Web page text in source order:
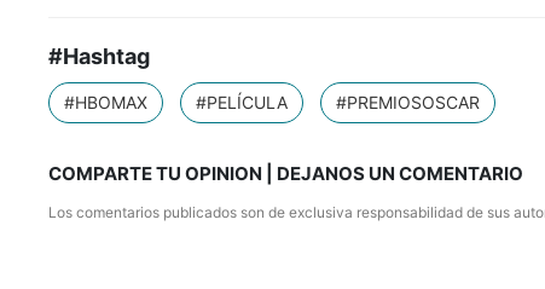
#Hashtag
#HBOMAX #PELÍCULA #PREMIOSOSCAR
COMPARTE TU OPINION | DEJANOS UN COMENTARIO
Los comentarios publicados son de exclusiva responsabilidad de sus